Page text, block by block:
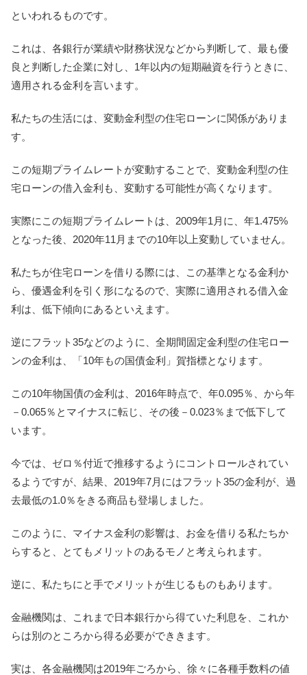
といわれるものです。
これは、各銀行が業績や財務状況などから判断して、最も優
良と判断した企業に対し、1年以内の短期融資を行うときに、
適用される金利を言います。
私たちの生活には、変動金利型の住宅ローンに関係がありま
す。
この短期プライムレートが変動することで、変動金利型の住
宅ローンの借入金利も、変動する可能性が高くなります。
実際にこの短期プライムレートは、2009年1月に、年1.475%
となった後、2020年11月までの10年以上変動していません。
私たちが住宅ローンを借りる際には、この基準となる金利か
ら、優遇金利を引く形になるので、実際に適用される借入金
利は、低下傾向にあるといえます。
逆にフラット35などのように、全期間固定金利型の住宅ロー
ンの金利は、「10年もの国債金利」賀指標となります。
この10年物国債の金利は、2016年時点で、年0.095％、から年
－0.065％とマイナスに転じ、その後－0.023％まで低下して
います。
今では、ゼロ％付近で推移するようにコントロールされてい
るようですが、結果、2019年7月にはフラット35の金利が、過
去最低の1.0％をきる商品も登場しました。
このように、マイナス金利の影響は、お金を借りる私たちか
らすると、とてもメリットのあるモノと考えられます。
逆に、私たちにと手でメリットが生じるものもあります。
金融機関は、これまで日本銀行から得ていた利息を、これか
らは別のところから得る必要ができきます。
実は、各金融機関は2019年ごろから、徐々に各種手数料の値